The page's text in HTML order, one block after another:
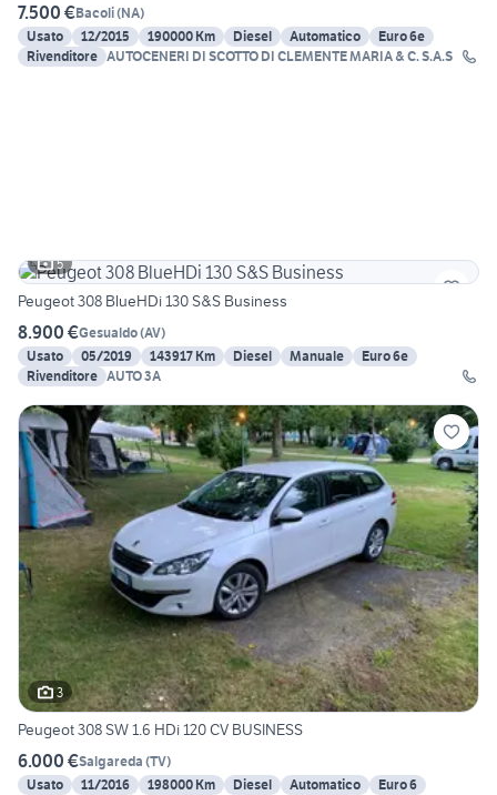
7.500 €Bacoli(NA)
Usato
12/2015 190000 Km Diesel Automatico
Euro 6e
Rivenditore AUTOCENERI DI SCOTTO DI CLEMENTE MARIA & C. S.A.S
5
Peugeot 308 BlueHDi 130 S&S Business
8.900 €Gesualdo(AV)
Usato
05/2019 143917 Km Diesel Manuale
Euro 6e
Rivenditore AUTO 3A
3
Peugeot 308 SW 1.6 HDi 120 CV BUSINESS
6.000 €Salgareda (TV)
Usato
11/2016 198000 Km Diesel Automatico Euro 6